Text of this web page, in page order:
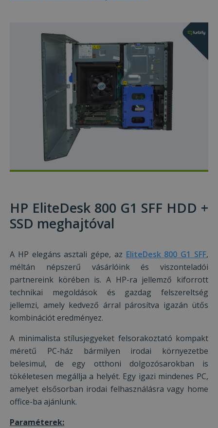
HP EliteDesk 800 G1 SFF HDD +
SSD meghajtóval
A HP elegáns asztali gépe, az EliteDesk 800 G1 SFF,
méltán népszerű vásárlóink és viszonteladói
partnereink körében is. A HP-ra jellemző kiforrott
technikai megoldások és gazdag felszereltség
jellemzi, amely kedvező árral párosítva igazán ütős
kombinációt eredményez.
A minimalista stílusjegyeket felsorakoztató kompakt
méretű PC-ház bármilyen irodai környezetbe
belesimul, de egy otthoni dolgozósarokban is
tökéletesen megállja a helyét. Egy igazi mindenes PC,
amelyet elsősorban irodai felhasználásra vagy home
office-ba ajánlunk.
Paraméterek: